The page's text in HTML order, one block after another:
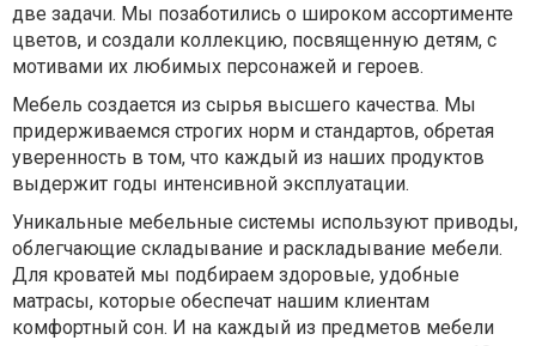
две задачи. Мы позаботились о широком ассортименте
цветов, и создали коллекцию, посвященную детям, с
мотивами их любимых персонажей и героев.
Мебель создается из сырья высшего качества. Мы
придерживаемся строгих норм и стандартов, обретая
уверенность в том, что каждый из наших продуктов
выдержит годы интенсивной эксплуатации.
Уникальные мебельные системы используют приводы,
облегчающие складывание и раскладывание мебели.
Для кроватей мы подбираем здоровые, удобные
матрасы, которые обеспечат нашим клиентам
комфортный сон. И на каждый из предметов мебели